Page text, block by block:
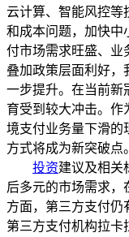
云计算、智能风控等
和成本问题，加快中
付市场需求旺盛、业
叠加政策层面利好，
一步提升。在当前新
育受到较大冲击。作
境支付业务量下滑的
方式将成为新突破点。
投资建议及相关
后多元的市场需求，
方面，第三方支付仍
第三方支付机构拉卡